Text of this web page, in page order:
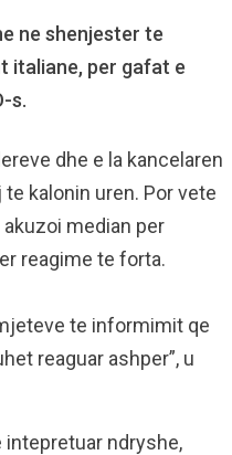
ne shenjester te
italiane, per gafat e
s.
dhe e la kancelaren
kalonin uren. Por vete
median per
reagime te forta.
te informimit qe
reaguar ashper”, u
ndryshe,